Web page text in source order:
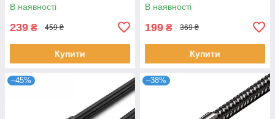
В наявності
239 ₴ 459 ₴
Купити
В наявності
199 ₴ 369 ₴
Купити
–45% –38%